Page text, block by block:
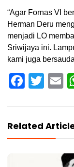
“Agar Fornas VI
Herman Deru
menjadi LO
Sriwijaya ini.
kami juga
Related